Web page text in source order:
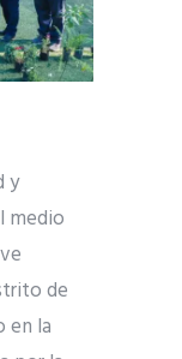
y
medio
de
en la